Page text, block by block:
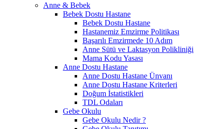
Anne & Bebek
Bebek Dostu Hastane
Bebek Dostu Hastane
Hastanemiz Emzirme Politikası
Başarılı Emzirmede 10 Adım
Anne Sütü ve Laktasyon Polikliniği
Mama Kodu Yasası
Anne Dostu Hastane
Anne Dostu Hastane Ünvanı
Anne Dostu Hastane Kriterleri
Doğum İstatistikleri
TDL Odaları
Gebe Okulu
Gebe Okulu Nedir ?